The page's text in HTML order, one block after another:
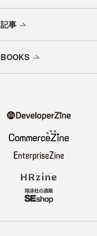
記事
BOOKS